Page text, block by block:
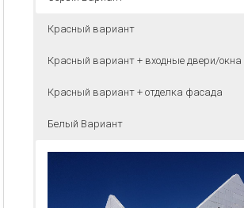
Красный вариант
Красный вариант + входные двери/окна
Красный вариант + отделка фасада
Белый Вариант